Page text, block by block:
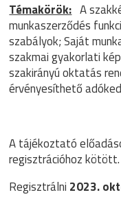
Témakörök: A
munkaszerződés
szabályok; Saját
szakmai gyakorlati
szakirányú oktatás
érvényesíthető
A tájékoztató
regisztrációhoz kötött.
Regisztrálni 2023.